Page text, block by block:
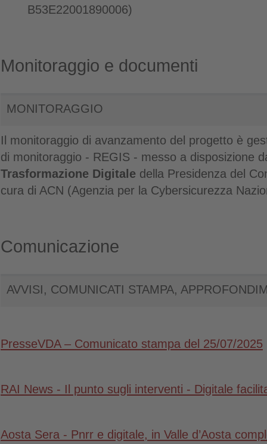
B53E22001890006)
Monitoraggio e documenti
MONITORAGGIO
Il monitoraggio di avanzamento del progetto è
di monitoraggio - REGIS - messo a disposizione
Trasformazione Digitale della Presidenza del
cura di ACN (Agenzia per la Cybersicurezza
Comunicazione
AVVISI, COMUNICATI STAMPA,
PresseVDA – Comunicato stampa del 25/07/2025
RAI News - Il punto sugli interventi - Digitale
Aosta Sera - Pnrr e digitale, in Valle d’Aosta